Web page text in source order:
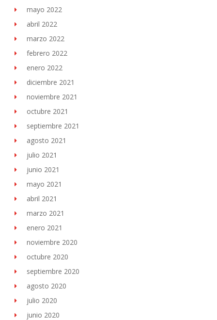
mayo 2022
abril 2022
marzo 2022
febrero 2022
enero 2022
diciembre 2021
noviembre 2021
octubre 2021
septiembre 2021
agosto 2021
julio 2021
junio 2021
mayo 2021
abril 2021
marzo 2021
enero 2021
noviembre 2020
octubre 2020
septiembre 2020
agosto 2020
julio 2020
junio 2020